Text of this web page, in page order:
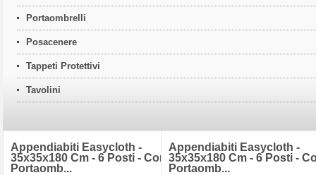
Portaombrelli
Posacenere
Tappeti Protettivi
Tavolini
Appendiabiti Easycloth -
35x35x180 Cm - 6 Posti - Con
Portaomb...
Appendiabiti Easycloth -
35x35x180 Cm - 6 Posti -
Portaomb...